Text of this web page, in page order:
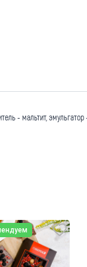
- мальтит,